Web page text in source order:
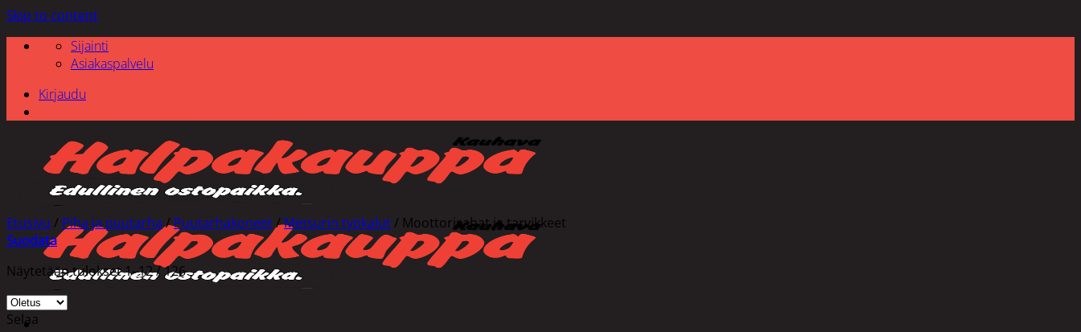
Skip to content
Sijainti
Asiakaspalvelu
Kirjaudu
Etusivu / Piha ja puutarha /Puutarhakoneet/Metsurin työkalut / Moottorisahat ja tarvikkeet
Suodata
Näytetään tulokset 1–12 / 126
Selaa